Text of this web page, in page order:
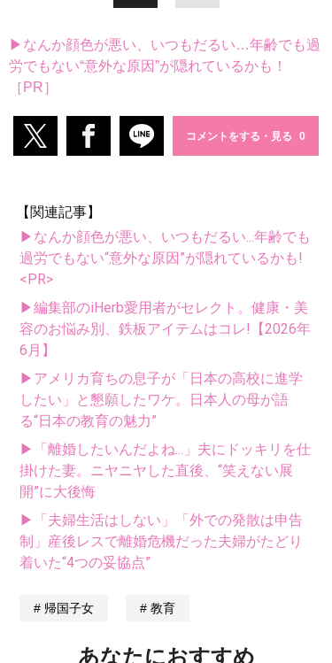
▶なんか顔色が悪い、いつもだるい…年齢でも過
労でもない“意外な原因”が隠れているかも！
［PR］
コメントをする・見る
【関連記事】
▶なんか顔色が悪い、いつもだるい...年齢でも
過労でもない“意外な原因”が隠れているかも!
<PR>
▶編集部のiHerb愛用者がセレクト。健康・美
容のお悩み別、鉄板アイテムはコレ!【2026年
6月】
▶アメリカ育ちの息子が「日本の高校に進学
したい」と懇願したワケ。日本人の母が語
る“日本の教育の魅力”
▶「離婚したいんだよね...」夫にドッキリを仕
掛けた妻。ニヤニヤした直後、“笑えない展
開”に大後悔
▶「夫婦生活はしない」「外での発散は申告
制」産後レスで離婚危機だった夫婦がたどり
着いた“4つの妥協点”
帰国子女 教育
あなたにおすすめ